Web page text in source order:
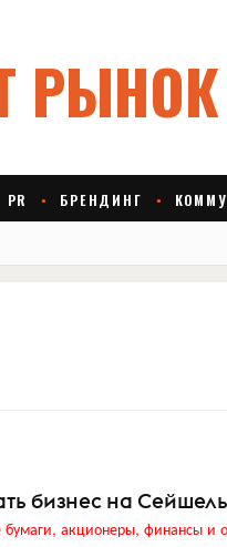
бизнес на
акционеры, финансы и